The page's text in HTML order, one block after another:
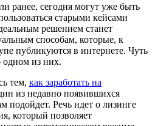
ранее, сегодня могут уже быть
старыми кейсами
решением станет
способам, которые, к
публикуются в интернете. Чуть
из них.
тем, как заработать на
из недавно появившихся
подойдет. Речь идет о лизинге
который позволяет